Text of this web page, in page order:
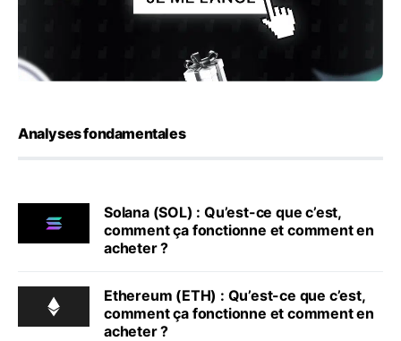
Analyses fondamentales
Solana (SOL) : Qu’est-ce que c’est,
comment ça fonctionne et comment en
acheter ?
Ethereum (ETH) : Qu’est-ce que c’est,
comment ça fonctionne et comment en
acheter ?